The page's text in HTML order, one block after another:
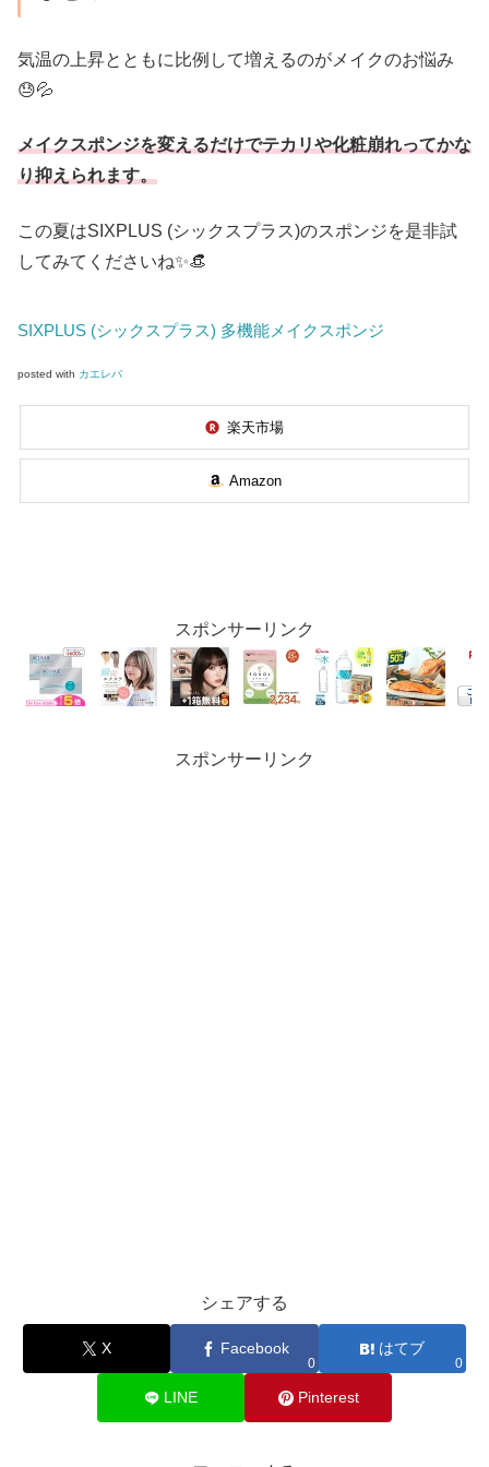
気温の上昇とともに比例して増えるのがメイクのお悩み
😓💦
メイクスポンジを変えるだけでテカリや化粧崩れってかな
り抑えられます。
この夏はSIXPLUS (シックスプラス)のスポンジを是非試
してみてくださいね✨👒
SIXPLUS (シックスプラス) 多機能メイクスポンジ
posted with カエレバ
楽天市場
Amazon
スポンサーリンク
スポンサーリンク
シェアする
X Facebook
0
はてブ
0
LINE Pinterest